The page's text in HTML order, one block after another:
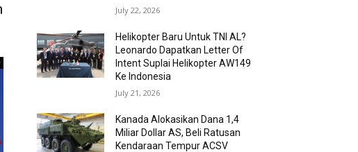
July 22, 2026
Helikopter Baru Untuk TNI AL?
Leonardo Dapatkan Letter Of
Intent Suplai Helikopter AW149
Ke Indonesia
July 21, 2026
Kanada Alokasikan Dana 1,4
Miliar Dollar AS, Beli Ratusan
Kendaraan Tempur ACSV